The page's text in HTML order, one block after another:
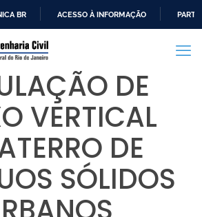
PARA
CONTEÚDO
BR ACESSO À INFORMAÇÃO
DE
VERTICAL
DE
SÓLIDOS